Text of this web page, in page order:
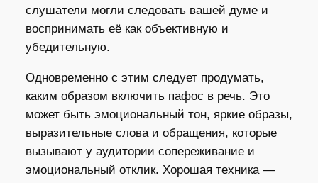
слушатели могли следовать вашей думе и
воспринимать её как объективную и
убедительную.
Одновременно с этим следует продумать,
каким образом включить пафос в речь. Это
может быть эмоциональный тон, яркие образы,
выразительные слова и обращения, которые
вызывают у аудитории сопереживание и
эмоциональный отклик. Хорошая техника —